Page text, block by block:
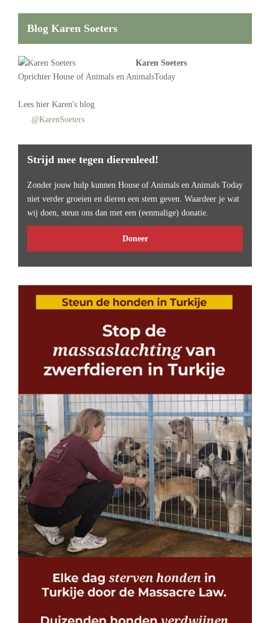
Blog Karen Soeters
Karen Soeters
Oprichter House of Animals en AnimalsToday
Lees hier Karen's blog
@KarenSoeters
Strijd mee tegen dierenleed!
Zonder jouw hulp kunnen House of Animals en Animals Today
niet verder groeien en dieren een stem geven. Waardeer je wat
wij doen, steun ons dan met een (eenmalige) donatie.
Doneer